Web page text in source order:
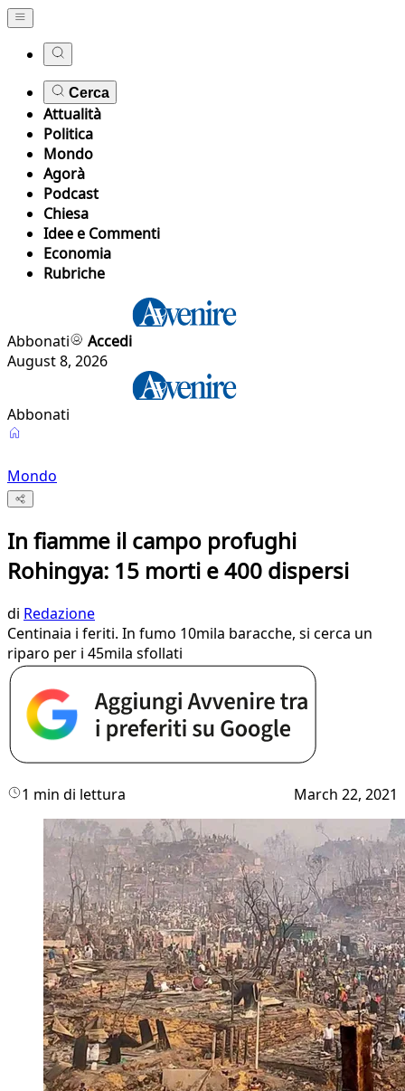
Cerca
Attualità
Politica
Mondo
Agorà
Podcast
Chiesa
Idee e Commenti
Economia
Rubriche
Abbonati
Accedi
August 8, 2026
Abbonati
Mondo
In fiamme il campo profughi
Rohingya: 15 morti e 400 dispersi
di Redazione
Centinaia i feriti. In fumo 10mila baracche, si cerca un
riparo per i 45mila sfollati
1 min di lettura March 22, 2021